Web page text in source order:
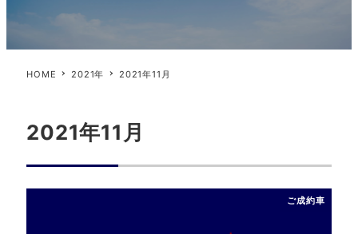
HOME 2021年 2021年11月
2021年11月
ご成約車